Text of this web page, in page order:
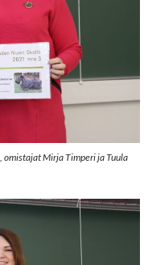
omistajat Mirja Timperi ja Tuula